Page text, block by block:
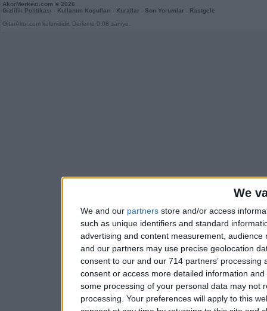
We
We and our partners store and/or access
such as unique identifiers and standard
advertising and content measurement,
and our partners may use precise geolocation
consent to our and our 714 partners’
consent or access more detailed information
some processing of your personal data may not
processing. Your preferences will apply to this
AkorMerkezi.com © 2026
Gizlilik Politikası - Kullanım Koşulları - Kurallar - Son Yorumlar - Rastgele
GitarAkor.com kolonisidir. Derleme 0,08 saniye.